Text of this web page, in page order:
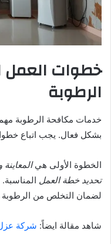
خطوات العمل
الرطوبة
خدمات مكافحة الرطوبة
بشكل فعال. يجب اتباع
الخطوة الأولى هي
تحديد خطة العمل
لضمان التخلص من
شاهد مقالة ايضاً: شركة